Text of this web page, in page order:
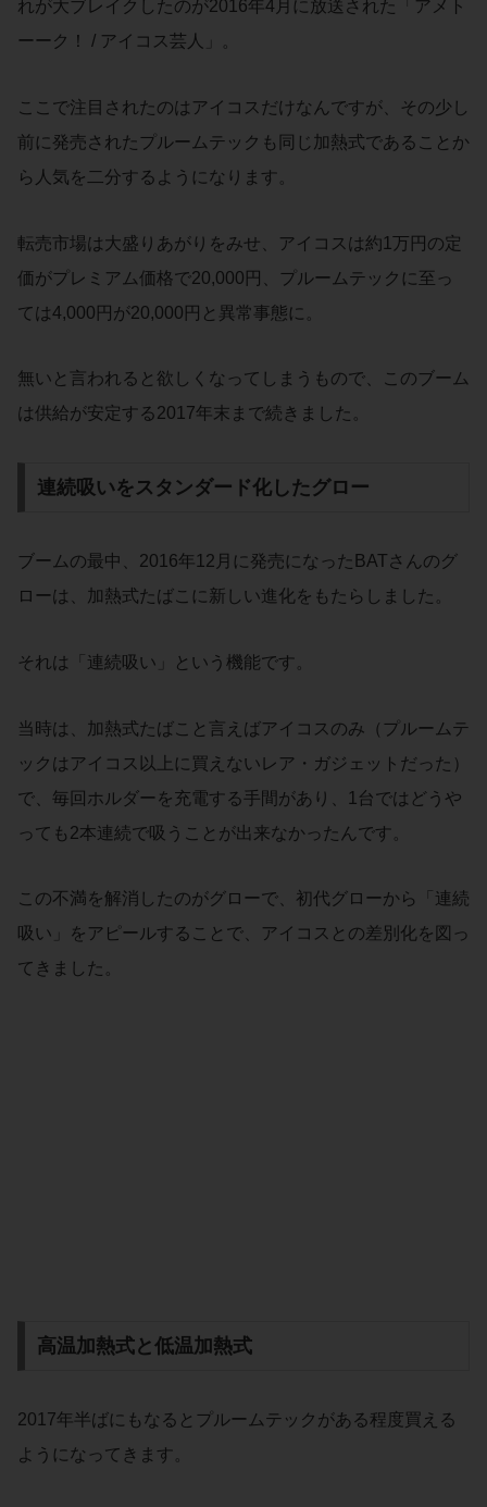
れが大ブレイクしたのが2016年4月に放送された「アメト
ーーク！ / アイコス芸人」。
ここで注目されたのはアイコスだけなんですが、その少し
前に発売されたプルームテックも同じ加熱式であることか
ら人気を二分するようになります。
転売市場は大盛りあがりをみせ、アイコスは約1万円の定
価がプレミアム価格で20,000円、プルームテックに至っ
ては4,000円が20,000円と異常事態に。
無いと言われると欲しくなってしまうもので、このブーム
は供給が安定する2017年末まで続きました。
連続吸いをスタンダード化したグロー
ブームの最中、2016年12月に発売になったBATさんのグ
ローは、加熱式たばこに新しい進化をもたらしました。
それは「連続吸い」という機能です。
当時は、加熱式たばこと言えばアイコスのみ（プルームテ
ックはアイコス以上に買えないレア・ガジェットだった）
で、毎回ホルダーを充電する手間があり、1台ではどうや
っても2本連続で吸うことが出来なかったんです。
この不満を解消したのがグローで、初代グローから「連続
吸い」をアピールすることで、アイコスとの差別化を図っ
てきました。
高温加熱式と低温加熱式
2017年半ばにもなるとプルームテックがある程度買える
ようになってきます。